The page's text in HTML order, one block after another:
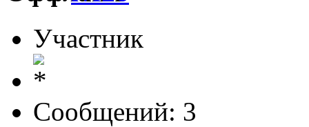
Участник
Сообщений: 3